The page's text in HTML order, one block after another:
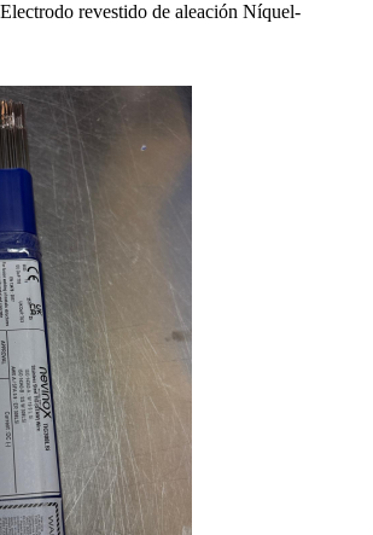
revestido de aleación Níquel-